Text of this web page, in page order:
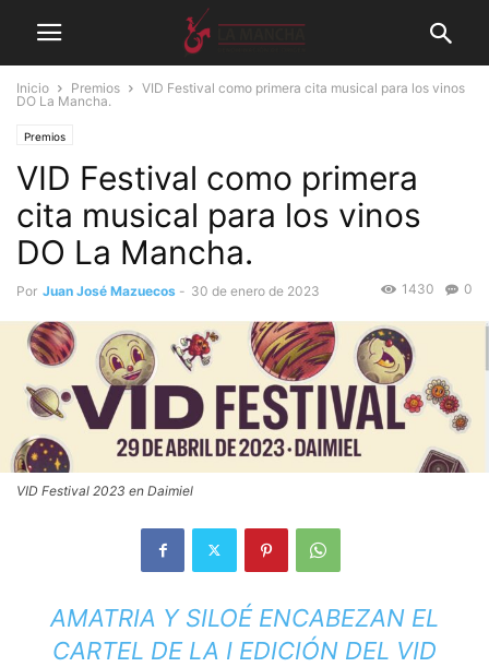
Inicio Premios
VID Festival como primera cita musical para los vinos
DO La Mancha.
Premios
VID Festival como primera
cita musical para los vinos
DO La Mancha.
Por Juan José Mazuecos - 30 de enero de 2023 0
1430
VID Festival 2023 en Daimiel
AMATRIA Y SILOÉ ENCABEZAN EL
CARTEL DE LA I EDICIÓN DEL VID